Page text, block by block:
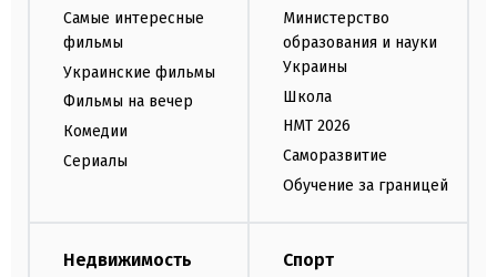
Самые интересные
фильмы
Украинские фильмы
Фильмы на вечер
Комедии
Сериалы
Министерство
образования и науки
Украины
Школа
НМТ 2026
Саморазвитие
Обучение за границей
Недвижимость Спорт